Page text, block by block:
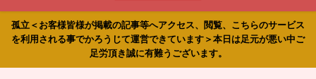
孤立＜お客様皆様が掲載の記事等へアクセス、閲覧、こちらのサービス
を利用される事でかろうじて運営できています＞本日は足元が悪い中ご
足労頂き誠に有難うございます。